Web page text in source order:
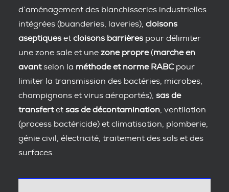
d’aménagement des blanchisseries industrielles
intégrées (buanderies, laveries), cloisons
aseptiques et cloisons barrières pour délimiter
une zone sale et une zone propre(marche en
avantselon la méthode et norme RABCpour
limiter la transmission des bactéries, microbes,
champignons et virus aéroportés), sas de
transfertet sas de décontamination , ventilation
(process bactéricide) et climatisation, plomberie,
génie civil, électricité, traitement des sols et des
surfaces.